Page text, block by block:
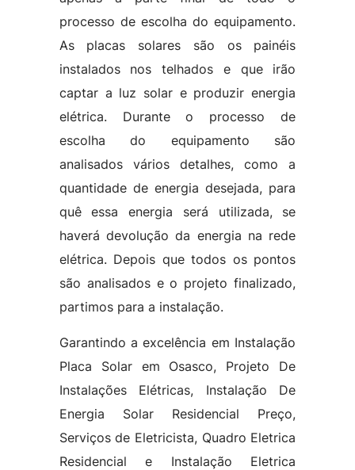
processo de escolha do equipamento.
As placas solares são os painéis
instalados nos telhados e que irão
captar a luz solar e produzir energia
elétrica. Durante o processo de
escolha do equipamento são
analisados vários detalhes, como a
quantidade de energia desejada, para
quê essa energia será utilizada, se
haverá devolução da energia na rede
elétrica. Depois que todos os pontos
são analisados e o projeto finalizado,
partimos para a instalação.
Garantindo a excelência em Instalação
Placa Solar em Osasco, Projeto De
Instalações Elétricas, Instalação De
Energia Solar Residencial Preço,
Serviços de Eletricista, Quadro Eletrica
Residencial e Instalação Eletrica